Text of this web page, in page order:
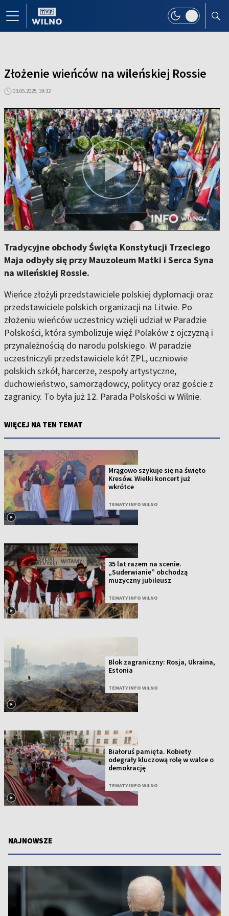
Złożenie wieńców na wileńskiej Rossie
03.05.2025, 19:32
Tradycyjne obchody Święta Konstytucji Trzeciego
Maja odbyły się przy Mauzoleum Matki i Serca Syna
na wileńskiej Rossie.
Wieńce złożyli przedstawiciele polskiej dyplomacji oraz
przedstawiciele polskich organizacji na Litwie. Po
złożeniu wieńców uczestnicy wzięli udział w Paradzie
Polskości, która symbolizuje więź Polaków z ojczyzną i
przynależnością do narodu polskiego. W paradzie
uczestniczyli przedstawiciele kół ZPL, uczniowie
polskich szkół, harcerze, zespoły artystyczne,
duchowieństwo, samorządowcy, politycy oraz goście z
zagranicy. To była już 12. Parada Polskości w Wilnie.
WIĘCEJ NA TEN TEMAT
Mrągowo szykuje się na święto
Kresów. Wielki koncert już
wkrótce
TEMATY INFO WILNO
35 lat razem na scenie.
„Suderwianie” obchodzą
muzyczny jubileusz
TEMATY INFO WILNO
Blok zagraniczny: Rosja, Ukraina,
Estonia
TEMATY INFO WILNO
Białoruś pamięta. Kobiety
odegrały kluczową rolę w walce o
demokrację
TEMATY INFO WILNO
NAJNOWSZE